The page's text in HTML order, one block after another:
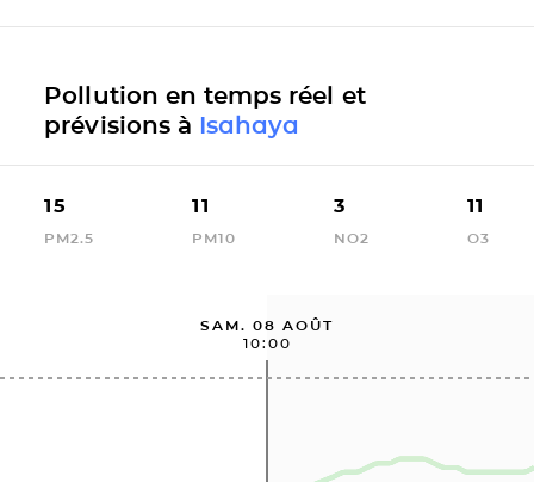
Pollution en temps réel et
prévisions à Isahaya
15
PM2.5
11
PM10
3
NO2
11
O3
SAM. 08 AOÛT
10:00